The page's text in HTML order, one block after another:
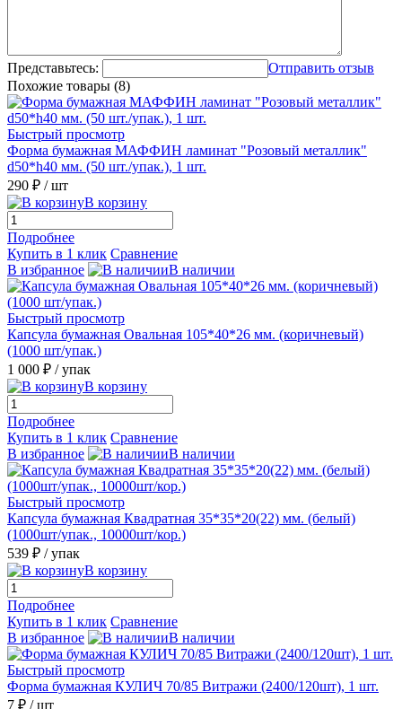
Представьтесь:
Отправить отзыв
Похожие товары (8)
Быстрый просмотр
Форма бумажная МАФФИН ламинат "Розовый металлик"
d50*h40 мм. (50 шт./упак.), 1 шт.
290 ₽ / шт
В корзину
Подробнее
Купить в 1 клик Сравнение
В избранное
В наличии
Быстрый просмотр
Капсула бумажная Овальная 105*40*26 мм. (коричневый)
(1000 шт/упак.)
1 000 ₽ / упак
В корзину
Подробнее
Купить в 1 клик Сравнение
В избранное
В наличии
Быстрый просмотр
Капсула бумажная Квадратная 35*35*20(22) мм. (белый)
(1000шт/упак., 10000шт/кор.)
539 ₽ / упак
В корзину
Подробнее
Купить в 1 клик Сравнение
В избранное
В наличии
Быстрый просмотр
Форма бумажная КУЛИЧ 70/85 Витражи (2400/120шт), 1 шт.
7 ₽ / шт